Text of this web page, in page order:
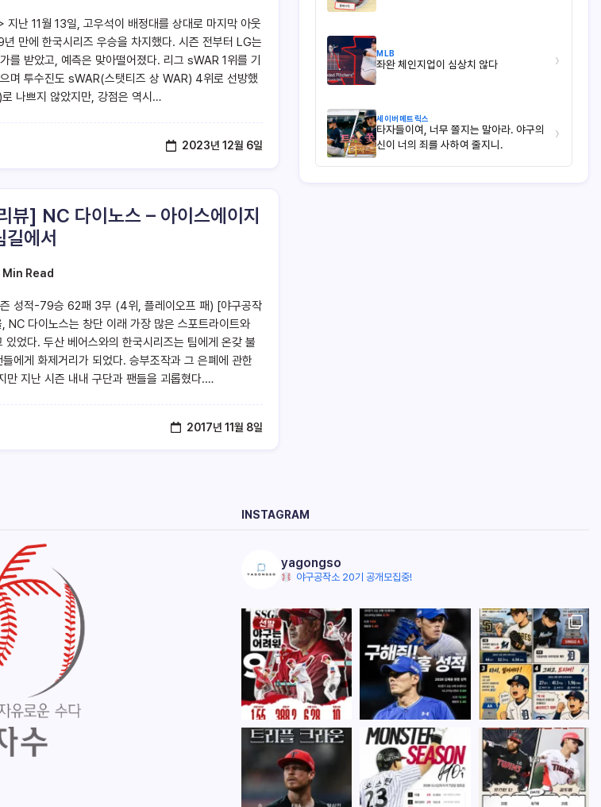
난 11월 13일, 고우석이 배정대를 상대로 마지막 아웃
만에 한국시리즈 우승을 차지했다. 시즌 전부터 LG는
를 받았고, 예측은 맞아떨어졌다. 리그 sWAR 1위를 기
며 투수진도 sWAR(스탯티즈 상 WAR) 4위로 선방했
나쁘지 않았지만, 강점은 역시…
2023년 12월 6일
뷰] NC 다이노스 – 아이스에이지
에서
Min Read
성적-79승 62패 3무 (4위, 플레이오프 패) [야구공작
다이노스는 창단 이래 가장 많은 스포트라이트와
있었다. 두산 베어스와의 한국시리즈는 팀에게 온갖 불
에게 화제거리가 되었다. 승부조작과 그 은폐에 관한
만 지난 시즌 내내 구단과 팬들을 괴롭혔다.…
2017년 11월 8일
MLB
좌완 체인지업이 심상치 않다 ›
세이버메트릭스
타자들이여, 너무 쫄지는 말아라. 야구의
신이 너의 죄를 사하여 줄지니.
›
INSTAGRAM
yagongso
야구공작소 20기 공개모집중!